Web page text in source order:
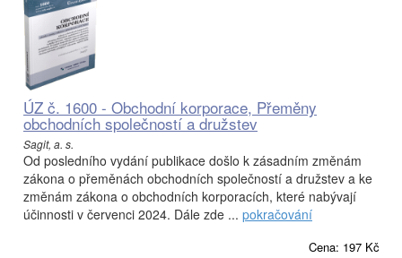
ÚZ č. 1600 - Obchodní korporace, Přeměny
obchodních společností a družstev
Sagit, a. s.
Od posledního vydání publikace došlo k zásadním změnám
zákona o přeměnách obchodních společností a družstev a ke
změnám zákona o obchodních korporacích, které nabývají
účinnosti v červenci 2024. Dále zde ... pokračování
Cena: 197 Kč